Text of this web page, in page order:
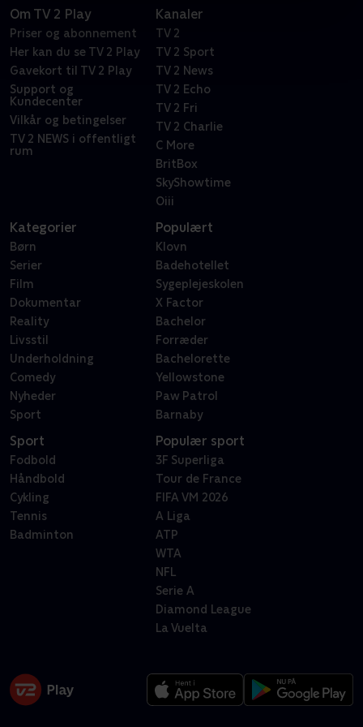
Om TV 2 Play
Priser og abonnement
Her kan du se TV 2 Play
Gavekort til TV 2 Play
Support og
Kundecenter
Vilkår og betingelser
TV 2 NEWS i offentligt
rum
Kanaler
TV 2
TV 2 Sport
TV 2 News
TV 2 Echo
TV 2 Fri
TV 2 Charlie
C More
BritBox
SkyShowtime
Oiii
Kategorier
Børn
Serier
Film
Dokumentar
Reality
Livsstil
Underholdning
Comedy
Nyheder
Sport
Populært
Klovn
Badehotellet
Sygeplejeskolen
X Factor
Bachelor
Forræder
Bachelorette
Yellowstone
Paw Patrol
Barnaby
Sport
Fodbold
Håndbold
Cykling
Tennis
Badminton
Populær sport
3F Superliga
Tour de France
FIFA VM 2026
A Liga
ATP
WTA
NFL
Serie A
Diamond League
La Vuelta